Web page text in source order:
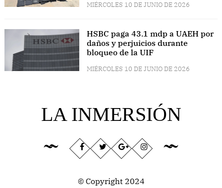
MIÉRCOLES 10 DE JUNIO DE 2026
HSBC paga 43.1 mdp a UAEH por
daños y perjuicios durante
bloqueo de la UIF
MIÉRCOLES 10 DE JUNIO DE 2026
LA INMERSIÓN
© Copyright 2024